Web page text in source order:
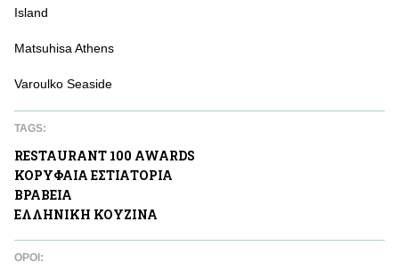
Island
Matsuhisa Athens
Varoulko Seaside
TAGS:
RESTAURANT 100 AWARDS
ΚΟΡΥΦΑΙΑ ΕΣΤΙΑΤΟΡΙΑ
ΒΡΑΒΕΙΑ
ΕΛΛΗΝΙΚΗ ΚΟΥΖΙΝΑ
ΌΡΟΙ: